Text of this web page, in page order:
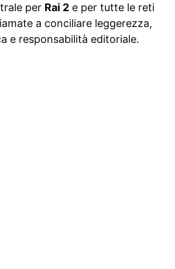
per Rai 2 e per tutte le reti
a conciliare leggerezza,
e responsabilità editoriale.